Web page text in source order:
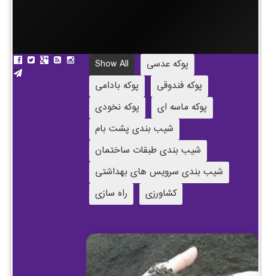
Show All
پوکه عدسی
پوکه بادامی
پوکه فندوقی
پوکه نخودی
پوکه ماسه ای
شیب بندی پشت بام
شیب بندی طبقات ساختمان
شیب بندی سرویس های بهداشتی
راه سازی
کشاورزی